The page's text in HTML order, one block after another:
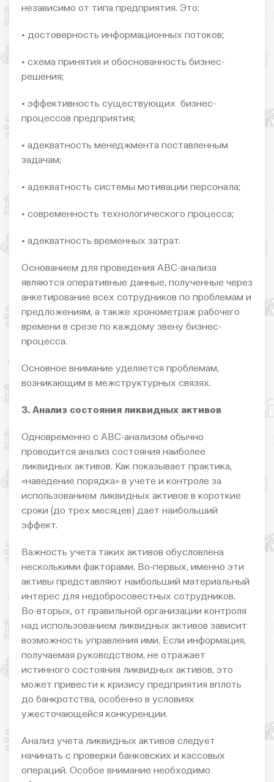
независимо от типа предприятия. Это:
• достоверность информационных потоков;
• схема принятия и обоснованность бизнес-
решения;
• эффективность существующих бизнес-
процессов предприятия;
• адекватность менеджмента поставленным
задачам;
• адекватность системы мотивации персонала;
• современность технологического процесса;
• адекватность временных затрат.
Основанием для проведения АВС-анализа
являются оперативные данные, полученные через
анкетирование всех сотрудников по проблемам и
предложениям, а также хронометраж рабочего
времени в срезе по каждому звену бизнес-
процесса.
Основное внимание уделяется проблемам,
возникающим в межструктурных связях.
3. Анализ состояния ликвидных активов
Одновременно с АВС-анализом обычно
проводится анализ состояния наиболее
ликвидных активов. Как показывает практика,
«наведение порядка» в учете и контроле за
использованием ликвидных активов в короткие
сроки (до трех месяцев) дает наибольший
эффект.
Важность учета таких активов обусловлена
несколькими факторами. Во-первых, именно эти
активы представляют наибольший материальный
интерес для недобросовестных сотрудников.
Во-вторых, от правильной организации контроля
над использованием ликвидных активов зависит
возможность управления ими. Если информация,
получаемая руководством, не отражает
истинного состояния ликвидных активов, это
может привести к кризису предприятия вплоть
до банкротства, особенно в условиях
ужесточающейся конкуренции.
Анализ учета ликвидных активов следует
начинать с проверки банковских и кассовых
операций. Особое внимание необходимо